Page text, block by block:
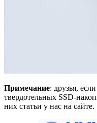
Примечание: друзья,
твердотельных SSD-
них статьи у нас на сайте.